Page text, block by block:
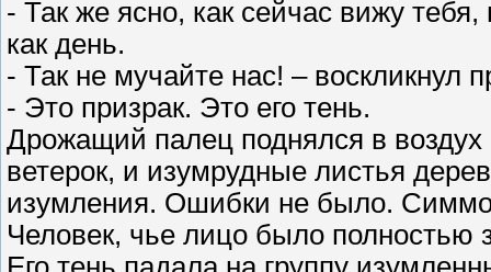
- Так же ясно, как сейчас вижу
как день.
- Так не мучайте нас! – воскликнул
- Это призрак. Это его тень.
Дрожащий палец поднялся в
ветерок, и изумрудные листья
изумления. Ошибки не было.
Человек, чье лицо было полностью